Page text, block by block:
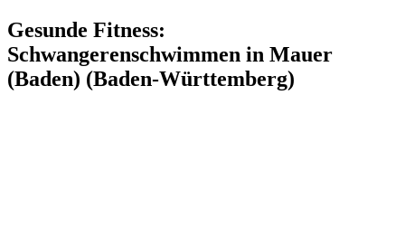
Gesunde Fitness:
Schwangerenschwimmen in Mauer
(Baden) (Baden-Württemberg)